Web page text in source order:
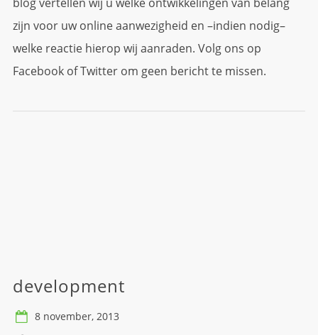
zijn voor uw online aanwezigheid en –indien nodig–
welke reactie hierop wij aanraden. Volg ons op
Facebook of Twitter om geen bericht te missen.
development
8 november, 2013